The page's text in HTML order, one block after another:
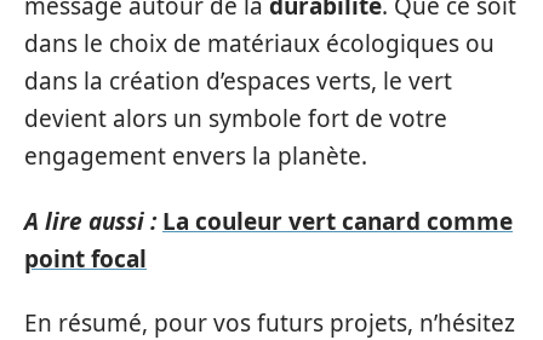
dans le choix de matériaux écologiques ou
dans la création d’espaces verts, le vert
devient alors un symbole fort de votre
engagement envers la planète.
A lire aussi : La couleur vert canard comme
point focal
En résumé, pour vos futurs projets, n’hésitez